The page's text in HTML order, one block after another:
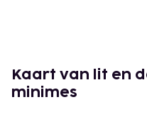
Rue d'Alsace-Lorraine -
Basilique Saint-Sernin
Kaart van lit en
minimes